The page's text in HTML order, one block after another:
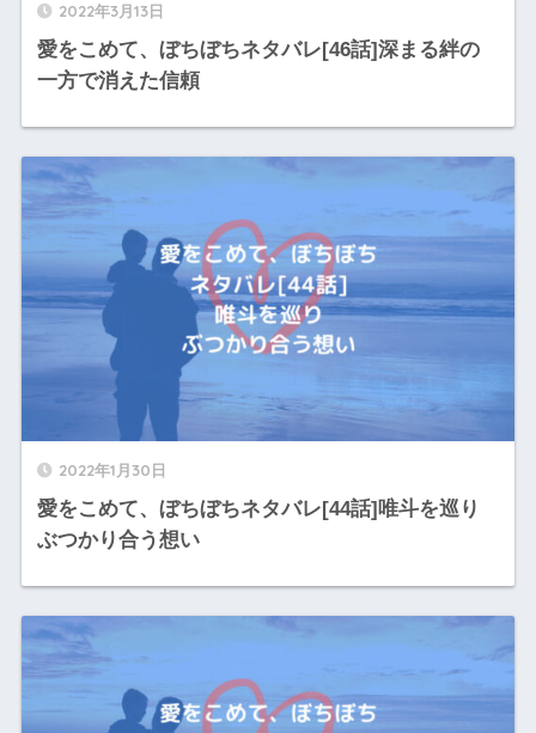
2022年3月13日
愛をこめて、ぼちぼちネタバレ[46話]深まる絆の
一方で消えた信頼
2022年1月30日
愛をこめて、ぼちぼちネタバレ[44話]唯斗を巡り
ぶつかり合う想い